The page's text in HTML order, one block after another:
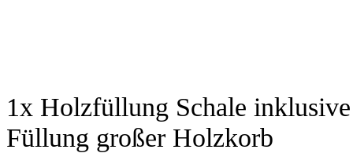
1x Holzfüllung Schale inklusive
Füllung großer Holzkorb